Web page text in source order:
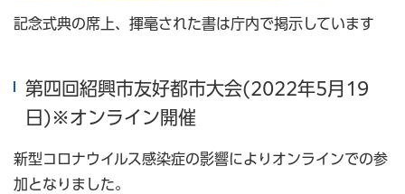
記念式典の席上、揮毫された書は庁内で掲示しています
第四回紹興市友好都市大会(2022年5月19
日)※オンライン開催
新型コロナウイルス感染症の影響によりオンラインでの参
加となりました。